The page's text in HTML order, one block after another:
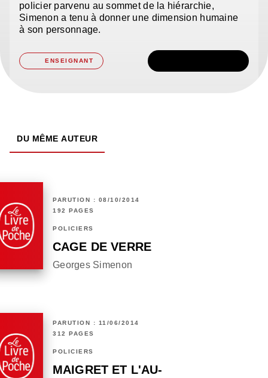
policier parvenu au sommet de la hiérarchie,
Simenon a tenu à donner une dimension humaine
à son personnage.
ENSEIGNANT
DU MÊME AUTEUR
PARUTION : 08/10/2014
192 PAGES
POLICIERS
CAGE DE VERRE
Georges Simenon
PARUTION : 11/06/2014
312 PAGES
POLICIERS
MAIGRET ET L'AU-